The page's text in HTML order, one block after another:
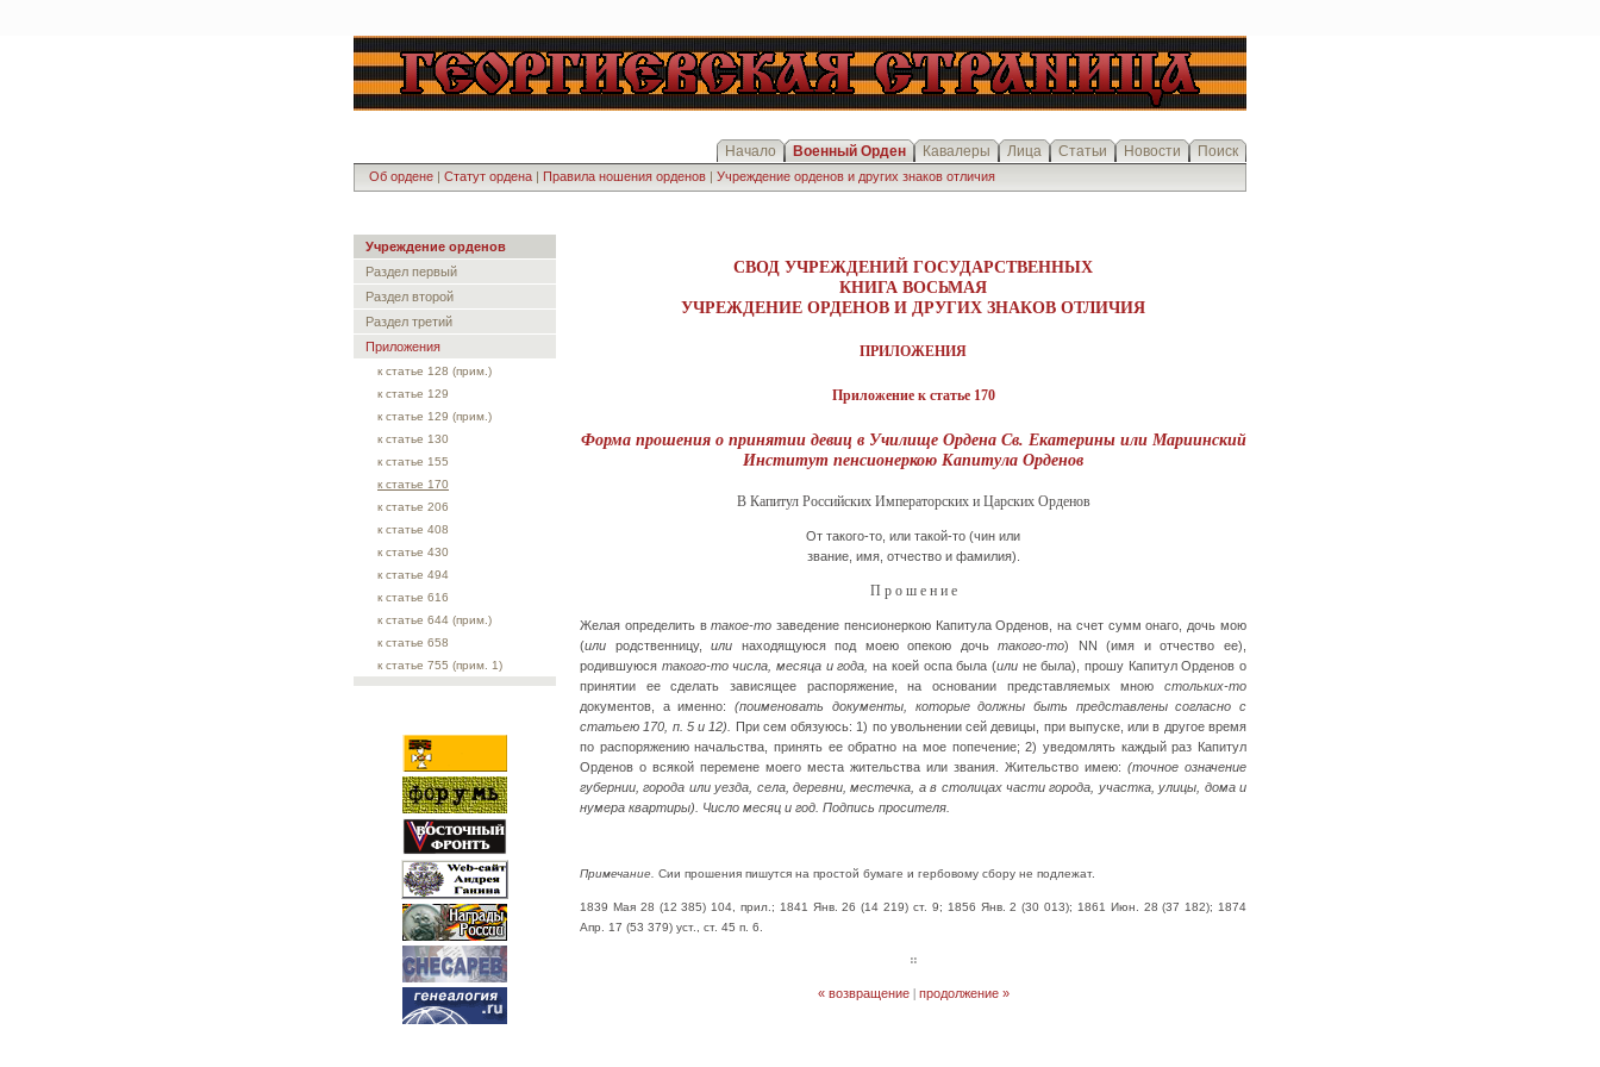
Начало Военный Орден Кавалеры Лица Статьи Новости Поиск
Об ордене | Статут ордена | Правила ношения орденов | Учреждение орденов и других знаков отличия
Учреждение орденов
Раздел первый
Раздел второй
Раздел третий
Приложения
к статье 128 (прим.)
к статье 129
к статье 129 (прим.)
к статье 130
к статье 155
к статье 170
к статье 206
к статье 408
к статье 430
к статье 494
к статье 616
к статье 644 (прим.)
к статье 658
к статье 755 (прим. 1)
СВОД УЧРЕЖДЕНИЙ ГОСУДАРСТВЕННЫХ
КНИГА ВОСЬМАЯ
УЧРЕЖДЕНИЕ ОРДЕНОВ И ДРУГИХ ЗНАКОВ ОТЛИЧИЯ
ПРИЛОЖЕНИЯ
Приложение к статье 170
Форма прошения о принятии девиц в Училище Ордена Св. Екатерины или Мариинский
Институт пенсионеркою Капитула Орденов
В Капитул Российских Императорских и Царских Орденов
От такого-то, или такой-то (чин или
звание, имя, отчество и фамилия).
П р о ш е н и е
Желая определить втакое-то заведение пенсионеркою Капитула Орденов, на счет сумм онаго, дочь мою
(или родственницу,или находящуюся под моею опекою дочьтакого-то) NN (имя и отчество ее),
родившуюся такого-то числа, месяца и года, на коей оспа была (илине была), прошу Капитул Орденов о
принятии ее сделать зависящее распоряжение, на основании представляемых мною стольких-то
документов, а именно:(поименовать документы, которые должны быть представлены согласно с
статьею 170, п. 5 и 12).
При сем обязуюсь: 1) по увольнении сей девицы, при выпуске, или в другое время
по распоряжению начальства, принять ее обратно на мое попечение; 2) уведомлять каждый раз Капитул
Орденов о всякой перемене моего места жительства или звания. Жительство имею: (точное означение
губернии, города или уезда, села, деревни, местечка, а в столицах части города, участка, улицы, дома и
нумера квартиры). Число месяц и год. Подпись просителя.
Примечание. Сии прошения пишутся на простой бумаге и гербовому сбору не подлежат.
1839 Мая 28 (12 385) 104, прил.; 1841 Янв. 26 (14 219) ст. 9; 1856 Янв. 2 (30 013); 1861 Июн. 28 (37 182); 1874
Апр. 17 (53 379) уст., ст. 45 п. 6.
« возвращение| продолжение »